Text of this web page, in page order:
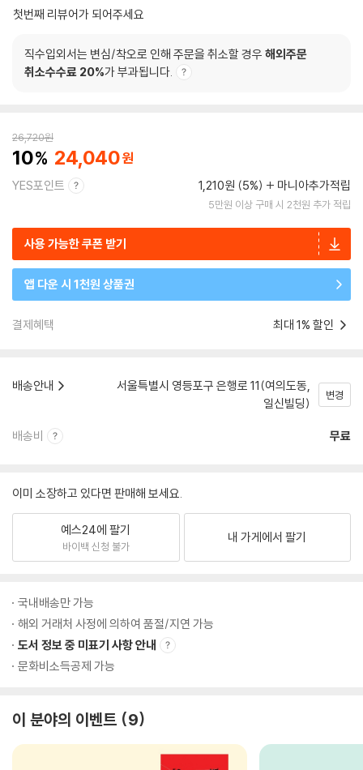
첫번째 리뷰어가 되어주세요
직수입외서는 변심/착오로 인해 주문을 취소할 경우 해외주문
취소수수료 20%가 부과됩니다.
26,720원
10 24,040
YES포인트 1,210원 (5%) 마니아추가적립
5만원 이상 구매 시 2천원 추가 적립
사용 가능한 쿠폰 받기
앱 다운 시 1천원 상품권
결제혜택 최대 1% 할인
배송안내
서울특별시 영등포구 은행로 11(여의도동,
일신빌딩)
변경
배송비 무료
이미 소장하고 있다면 판매해 보세요.
예스24에 팔기
바이백 신청 불가
내 가게에서 팔기
국내배송만 가능
해외 거래처 사정에 의하여 품절/지연 가능
도서 정보 중 미표기 사항 안내
문화비소득공제 가능
이 분야의 이벤트 9